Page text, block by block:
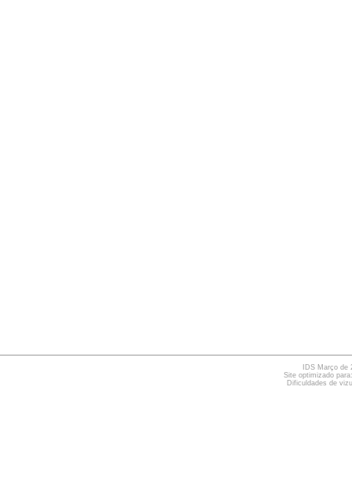
IDS Março de
Site optimizado
Dificuldades de